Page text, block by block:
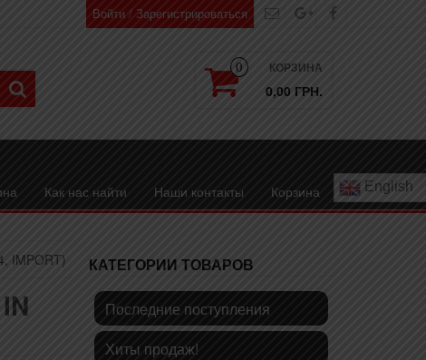
Войти / Зарегистрироваться
0 КОРЗИНА
0,00 ГРН.
Как нас найти Наши контакты Корзина English
IMPORT) КАТЕГОРИИ ТОВАРОВ
Последние поступления
Хиты продаж!